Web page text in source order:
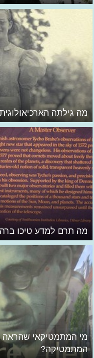
מה גילתה
מה תרם למדע טיכו
מי המתמטיקאי
המתמטיקה?